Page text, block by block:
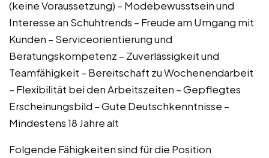
(keine Voraussetzung) – Modebewusstsein und
Interesse an Schuhtrends – Freude am Umgang mit
Kunden – Serviceorientierung und
Beratungskompetenz – Zuverlässigkeit und
Teamfähigkeit – Bereitschaft zu Wochenendarbeit
– Flexibilität bei den Arbeitszeiten – Gepflegtes
Erscheinungsbild – Gute Deutschkenntnisse –
Mindestens 18 Jahre alt
Folgende Fähigkeiten sind für die Position